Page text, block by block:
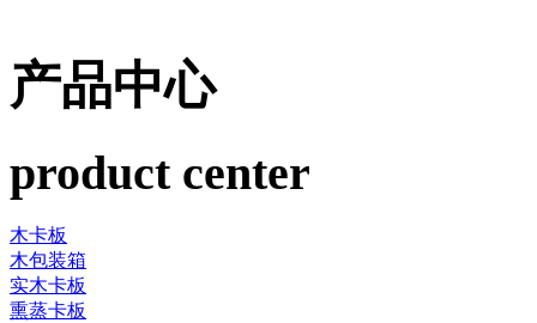
产品中心
product center
木卡板
木包装箱
实木卡板
熏蒸卡板